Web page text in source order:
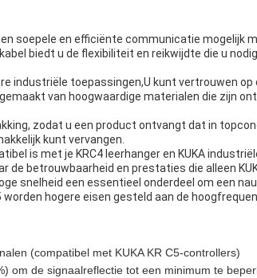
soepele en efficiënte communicatie mogelijk
biedt u de flexibiliteit en reikwijdte die u
industriële toepassingen,U kunt vertrouwen
van hoogwaardige materialen die zijn
zodat u een product ontvangt dat in
kunt vervangen.
is met je KRC4 leerhanger en KUKA
de betrouwbaarheid en prestaties die alleen
snelheid een essentieel onderdeel om een
hogere eisen gesteld aan de
(compatibel met KUKA KR C5-controllers)
om de signaalreflectie tot een minimum te